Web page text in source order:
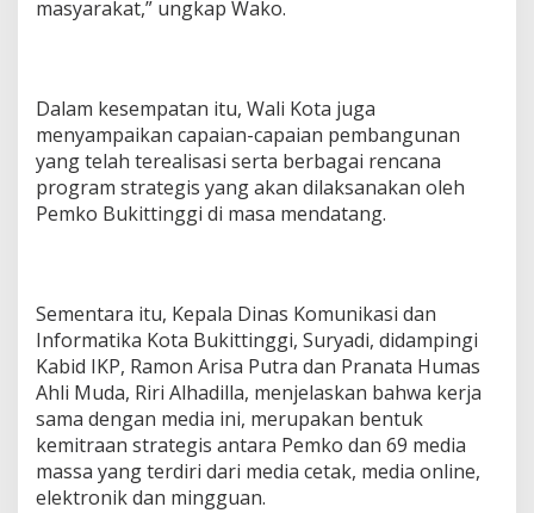
masyarakat,” ungkap Wako.
Dalam kesempatan itu, Wali Kota juga
menyampaikan capaian-capaian pembangunan
yang telah terealisasi serta berbagai rencana
program strategis yang akan dilaksanakan oleh
Pemko Bukittinggi di masa mendatang.
Sementara itu, Kepala Dinas Komunikasi dan
Informatika Kota Bukittinggi, Suryadi, didampingi
Kabid IKP, Ramon Arisa Putra dan Pranata Humas
Ahli Muda, Riri Alhadilla, menjelaskan bahwa kerja
sama dengan media ini, merupakan bentuk
kemitraan strategis antara Pemko dan 69 media
massa yang terdiri dari media cetak, media online,
elektronik dan mingguan.